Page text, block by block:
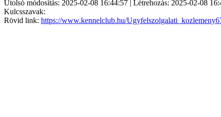
Utolsó módosítás: 2025-02-08 16:44:57 | Létrehozás: 2025-02-08
Kulcsszavak:
Rövid link: https://www.kennelclub.hu/